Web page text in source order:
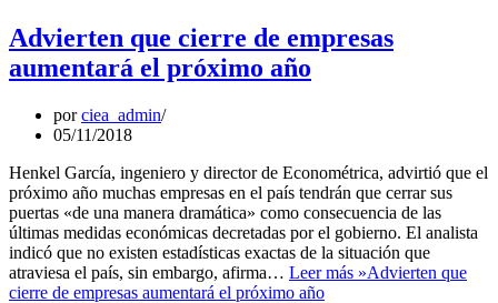
Advierten que cierre de empresas
aumentará el próximo año
porciea_admin
05/11/2018
Henkel García, ingeniero y director de Econométrica, advirtió que el
próximo año muchas empresas en el país tendrán que cerrar sus
puertas «de una manera dramática» como consecuencia de las
últimas medidas económicas decretadas por el gobierno. El analista
indicó que no existen estadísticas exactas de la situación que
atraviesa el país, sin embargo, afirma… Leer más »Advierten que
cierre de empresas aumentará el próximo año